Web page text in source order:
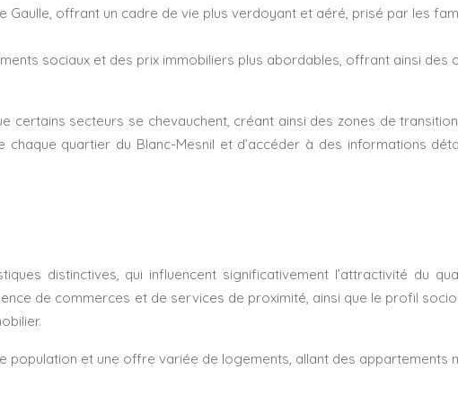
Gaulle, offrant un cadre de vie plus verdoyant et aéré, prisé par les
sociaux et des prix immobiliers plus abordables, offrant ainsi des
secteurs se chevauchent, créant ainsi des zones de
quartier du Blanc-Mesnil et d’accéder à des informations
distinctives, qui influencent significativement l’attractivité du
de commerces et de services de proximité, ainsi que le profil
population et une offre variée de logements, allant des appartements